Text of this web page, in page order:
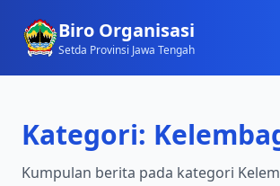
Biro Organisasi
Setda Provinsi Jawa Tengah
Kategori:
Kumpulan berita pada kategori